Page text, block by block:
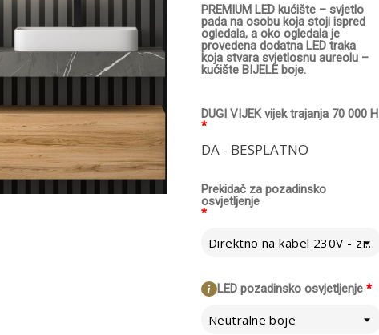
PREMIUM LED kućište – svjetlo
pada na osobu koja stoji ispred
ogledala, a oko ogledala je
provedena dodatna LED traka
koja stvara svjetlosnu aureolu –
kućište BIJELE boje.
*
DUGI VIJEK vijek trajanja 70 000 H
DA - BESPLATNO
*
Prekidač za pozadinsko
osvjetljenje
Direktno na kabel 230V - zidni prekidač
*
LED pozadinsko osvjetljenje
Neutralne boje